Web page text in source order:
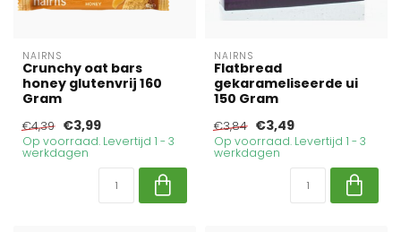
NAIRNS
Crunchy oat bars
honey glutenvrij 160
Gram
€4,39 €3,99
Op voorraad. Levertijd 1 - 3
werkdagen
NAIRNS
Flatbread
gekarameliseerde ui
150 Gram
€3,84 €3,49
Op voorraad. Levertijd 1 - 3
werkdagen